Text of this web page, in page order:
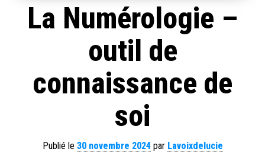
La Numérologie –
outil de
connaissance de
soi
Publié le 30 novembre 2024par Lavoixdelucie